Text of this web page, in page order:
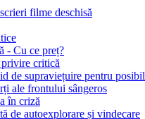
filme deschisă
- Cu ce preț?
critică
de supraviețuire pentru
ale frontului sângeros
în criză
de autoexplorare și vindecare